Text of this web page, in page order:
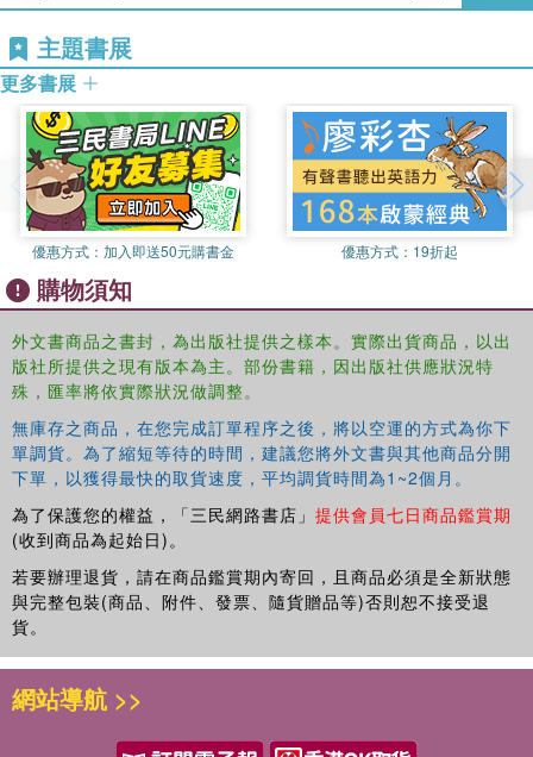
bold colours and big flaps that will catch a child's attention
on every page as they learn all about dinosaurs with over
100 words and pictures to spot. This book will help
develop vocabulary, encourage speech and promote book
confidence in an interactive way, as well as introduce first
words from the world of dinosaurs.
Other books in the 100 First Words series include: First
Words, First Words: City, First Words Nature, My First
ABC and My First 123
主題書展
更多書展
優惠方式： 加入即送50元購書金 優惠方式： 19折起
購物須知
外文書商品之書封，為出版社提供之樣本。實際出貨商品，以出
版社所提供之現有版本為主。部份書籍，因出版社供應狀況特
殊，匯率將依實際狀況做調整。
無庫存之商品，在您完成訂單程序之後，將以空運的方式為你下
單調貨。為了縮短等待的時間，建議您將外文書與其他商品分開
下單，以獲得最快的取貨速度，平均調貨時間為1~2個月。
為了保護您的權益，「三民網路書店」 提供會員七日商品鑑賞期
(收到商品為起始日)。
若要辦理退貨，請在商品鑑賞期內寄回，且商品必須是全新狀態
與完整包裝(商品、附件、發票、隨貨贈品等)否則恕不接受退
貨。
網站導航 >>